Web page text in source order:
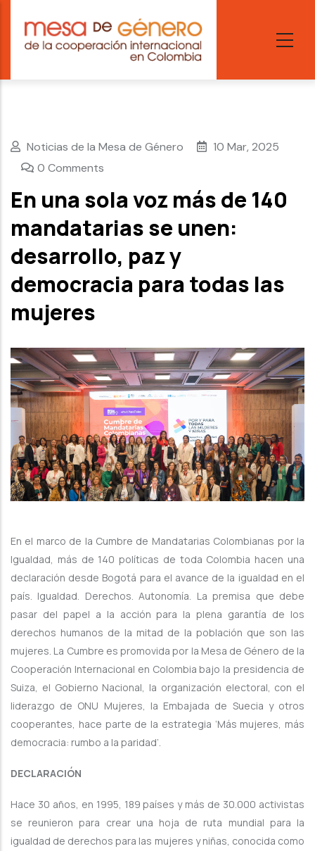
main
content
Noticias de la Mesa de Género
10 Mar, 2025
0 Comments
En una sola voz más de 140
mandatarias se unen:
desarrollo, paz y
democracia para todas las
mujeres
En el marco de la Cumbre de Mandatarias Colombianas por la
Igualdad, más de 140 políticas de toda Colombia hacen una
declaración desde Bogotá para el avance de la igualdad en el
país. Igualdad. Derechos. Autonomía. La premisa que debe
pasar del papel a la acción para la plena garantía de los
derechos humanos de la mitad de la población que son las
mujeres. La Cumbre es promovida por la Mesa de Género de la
Cooperación Internacional en Colombia bajo la presidencia de
Suiza, el Gobierno Nacional, la organización electoral, con el
liderazgo de ONU Mujeres, la Embajada de Suecia y otros
cooperantes, hace parte de la estrategia ‘Más mujeres, más
democracia: rumbo a la paridad’.
DECLARACIÓN
Hace 30 años, en 1995, 189 países y más de 30.000 activistas
se reunieron para crear una hoja de ruta mundial para la
igualdad de derechos para las mujeres y niñas, conocida como